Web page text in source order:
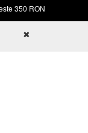
350 RON
✖